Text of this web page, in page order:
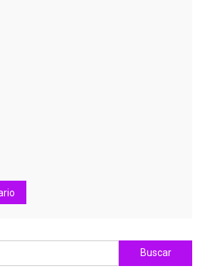
Buscar: